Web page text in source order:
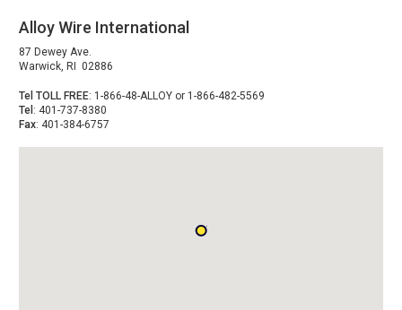
Alloy Wire International
87 Dewey Ave.
Warwick, RI 02886
Tel TOLL FREE: 1-866-48-ALLOY or 1-866-482-5569
Tel : 401-737-8380
Fax: 401-384-6757